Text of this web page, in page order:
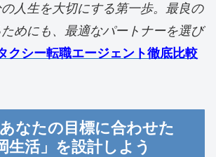
人生を大切にする第一歩。最良の
ためにも、最適なパートナーを選び
クシー転職エージェント徹底比較
なたの目標に合わせた
生活」を設計しよう